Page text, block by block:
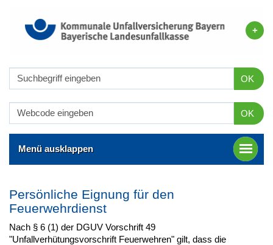
OK
OK
Menü ausklappen
Persönliche Eignung für den
Feuerwehrdienst
Nach § 6 (1) der DGUV Vorschrift 49
"Unfallverhütungsvorschrift Feuerwehren" gilt, dass die